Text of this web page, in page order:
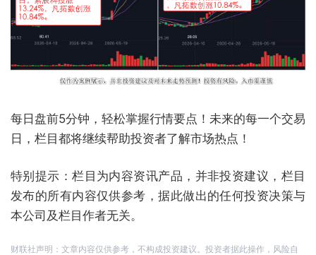
每日盘前5分钟，轻松掌握行情要点！未来的每一个交易
日，栏目都将继续帮助投资者了解市场热点！
特别提示：栏目为内容资讯产品，并非投资建议，栏目
发布的所有内容仅供参考，据此做出的任何投资决策与
本公司及栏目作者无关。
财联社声明：文章内容仅供参考，不构成投资建议。投资者据此操作，风险自